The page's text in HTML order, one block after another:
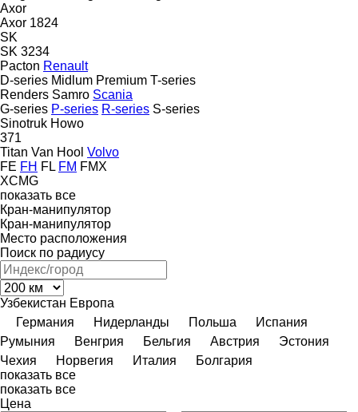
Axor
Axor 1824
SK
SK 3234
Pacton Renault
D-series Midlum Premium T-series
Renders Samro Scania
G-series P-series R-series S-series
Sinotruk Howo
371
Titan Van Hool Volvo
FE FH FL FM FMX
XCMG
показать все
Кран-манипулятор
Кран-манипулятор
Место расположения
Поиск по радиусу
Узбекистан Европа
Германия
Нидерланды Польша
Испания
Румыния
Венгрия Бельгия Австрия
Эстония
Чехия
Норвегия Италия
Болгария
показать все
показать все
Цена